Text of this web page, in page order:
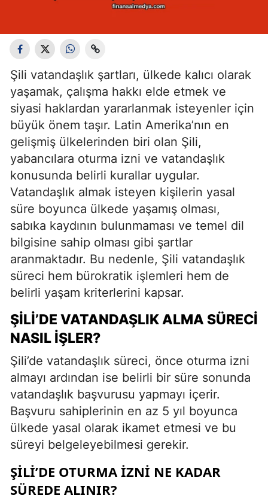
Şili vatandaşlık şartları, ülkede kalıcı olarak
yaşamak, çalışma hakkı elde etmek ve
siyasi haklardan yararlanmak isteyenler için
büyük önem taşır. Latin Amerika’nın en
gelişmiş ülkelerinden biri olan Şili,
yabancılara oturma izni ve vatandaşlık
konusunda belirli kurallar uygular.
Vatandaşlık almak isteyen kişilerin yasal
süre boyunca ülkede yaşamış olması,
sabıka kaydının bulunmaması ve temel dil
bilgisine sahip olması gibi şartlar
aranmaktadır. Bu nedenle, Şili vatandaşlık
süreci hem bürokratik işlemleri hem de
belirli yaşam kriterlerini kapsar.
ŞILI’DE VATANDAŞLIK ALMA SÜRECI
NASIL İŞLER?
Şili’de vatandaşlık süreci, önce oturma izni
almayı ardından ise belirli bir süre sonunda
vatandaşlık başvurusu yapmayı içerir.
Başvuru sahiplerinin en az 5 yıl boyunca
ülkede yasal olarak ikamet etmesi ve bu
süreyi belgeleyebilmesi gerekir.
ŞILI’DE OTURMA İZNI NE KADAR
SÜREDE ALINIR?